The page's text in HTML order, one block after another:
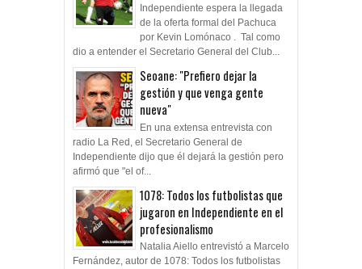
Independiente espera la llegada
de la oferta formal del Pachuca
por Kevin Lomónaco . Tal como
dio a entender el Secretario General del Club...
Seoane: "Prefiero dejar la
gestión y que venga gente
nueva"
En una extensa entrevista con
radio La Red, el Secretario General de
Independiente dijo que él dejará la gestión pero
afirmó que "el of...
1078: Todos los futbolistas que
jugaron en Independiente en el
profesionalismo
Natalia Aiello entrevistó a Marcelo
Fernández, autor de 1078: Todos los futbolistas